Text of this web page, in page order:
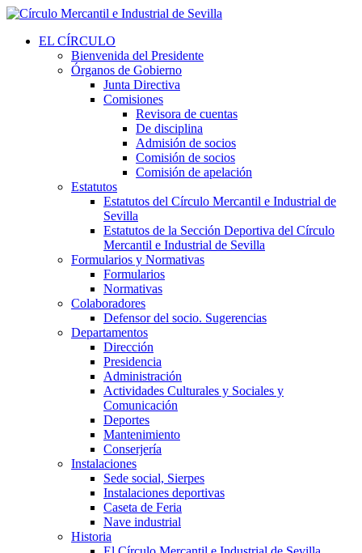
EL CÍRCULO
Bienvenida del Presidente
Órganos de Gobierno
Junta Directiva
Comisiones
Revisora de cuentas
De disciplina
Admisión de socios
Comisión de socios
Comisión de apelación
Estatutos
Estatutos del Círculo Mercantil e Industrial de
Sevilla
Estatutos de la Sección Deportiva del Círculo
Mercantil e Industrial de Sevilla
Formularios y Normativas
Formularios
Normativas
Colaboradores
Defensor del socio. Sugerencias
Departamentos
Dirección
Presidencia
Administración
Actividades Culturales y Sociales y
Comunicación
Deportes
Mantenimiento
Conserjería
Instalaciones
Sede social, Sierpes
Instalaciones deportivas
Caseta de Feria
Nave industrial
Historia